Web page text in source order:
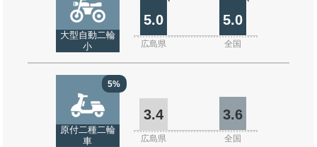
大型自動二輪
小
5.0 5.0
広島県 全国
5%
原付二種二輪
車
3.4 3.6
広島県 全国